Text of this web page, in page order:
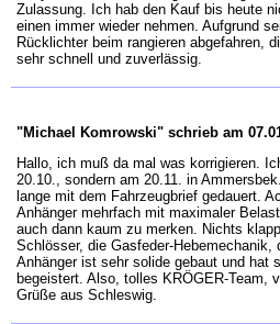
Zulassung. Ich hab den Kauf bis heute
einen immer wieder nehmen. Aufgrund
Rücklichter beim rangieren abgefahren,
sehr schnell und zuverlässig.
"Michael Komrowski" schrieb am
Hallo, ich muß da mal was korrigieren.
20.10., sondern am 20.11. in
lange mit dem Fahrzeugbrief gedauert.
Anhänger mehrfach mit maximaler
auch dann kaum zu merken. Nichts
Schlösser, die Gasfeder-Hebemechanik,
Anhänger ist sehr solide gebaut und hat
begeistert. Also, tolles KRÖGER-Team,
Grüße aus Schleswig.